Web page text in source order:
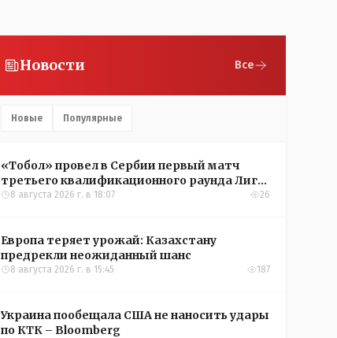
Новости Все
Новые Популярные
«Тобол» провел в Сербии первый матч
третьего квалификационного раунда Лиги
конференций УЕФА
8 августа 2026 г. в 18:07 26
Европа теряет урожай: Казахстану
предрекли неожиданный шанс
8 августа 2026 г. в 15:45 187
Украина пообещала США не наносить удары
по КТК – Bloomberg